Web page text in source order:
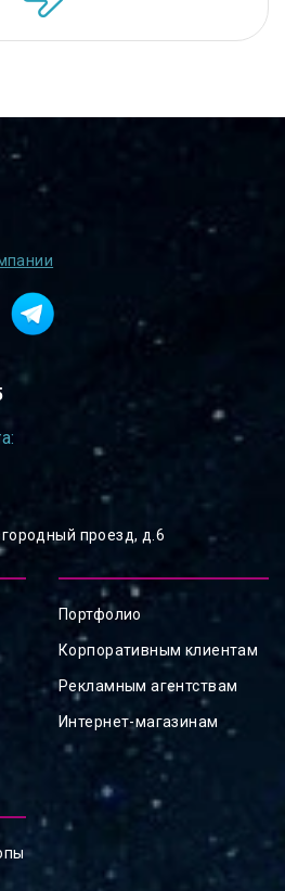
проезд, д.6
Портфолио
Корпоративным клиентам
Рекламным агентствам
Интернет-магазинам